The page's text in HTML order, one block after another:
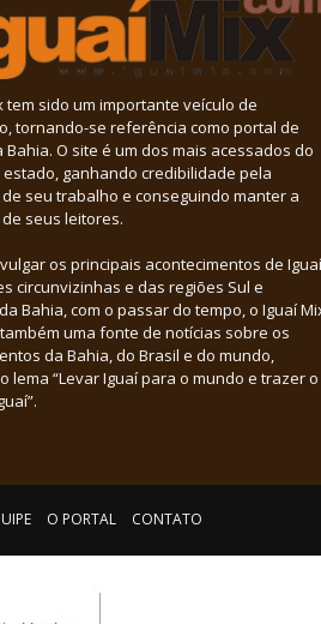
tem sido um importante veículo de
tornando-se referência como portal de
Bahia. O site é um dos mais acessados do
ganhando credibilidade pela
seu trabalho e conseguindo manter a
seus leitores.
os principais acontecimentos de
circunvizinhas e das regiões Sul e
Bahia, com o passar do tempo, o Iguaí
uma fonte de notícias sobre os
da Bahia, do Brasil e do mundo,
lema “Levar Iguaí para o mundo e trazer o
O PORTAL CONTATO